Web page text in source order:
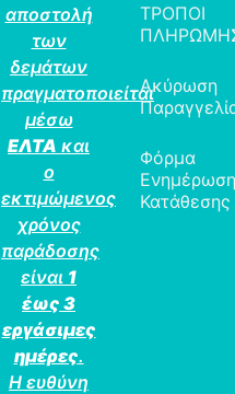
αποστολή
των
δεμάτων
πραγματοποιείται
μέσω
ΕΛΤΑ και
ο
εκτιμώμενος
χρόνος
παράδοσης
είναι 1
έως 3
εργάσιμες
ημέρες.
Η ευθύνη
ΤΡΟΠΟΙ
Ακύρωση
Φόρμα
Κατάθεσης